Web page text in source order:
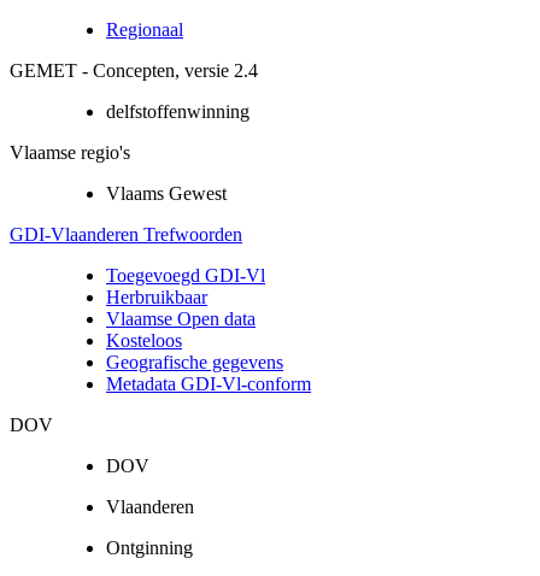
Regionaal
GEMET - Concepten, versie 2.4
delfstoffenwinning
Vlaamse regio's
Vlaams Gewest
GDI-Vlaanderen Trefwoorden
Toegevoegd GDI-Vl
Herbruikbaar
Vlaamse Open data
Kosteloos
Geografische gegevens
Metadata GDI-Vl-conform
DOV
DOV
Vlaanderen
Ontginning